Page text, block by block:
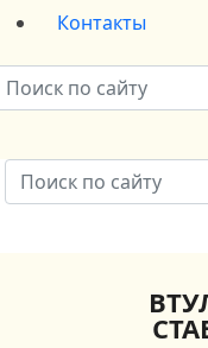
Контакты